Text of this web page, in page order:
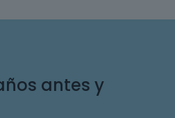
antes y